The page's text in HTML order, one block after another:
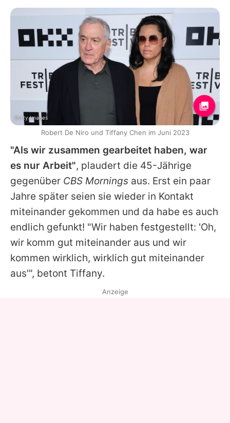
"Als wir zusammen gearbeitet haben, war
es nur Arbeit", plaudert die 45-Jährige
gegenüber CBS Mornings aus. Erst ein paar
Jahre später seien sie wieder in Kontakt
miteinander gekommen und da habe es auch
endlich gefunkt! "Wir haben festgestellt: 'Oh,
wir komm gut miteinander aus und wir
kommen wirklich, wirklich gut miteinander
aus'", betont Tiffany.
Getty Images
Robert De Niro und Tiffany Chen im Juni 2023
Anzeige